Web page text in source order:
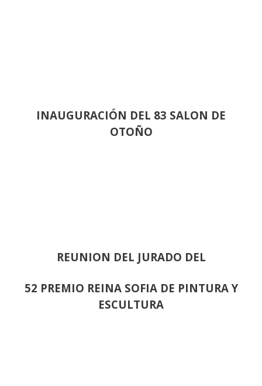
INAUGURACIÓN DEL 83 SALON DE
OTOÑO
REUNION DEL JURADO DEL
52 PREMIO REINA SOFIA DE PINTURA Y
ESCULTURA